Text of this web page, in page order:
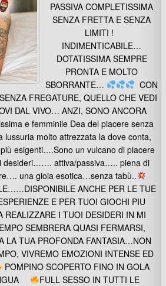
PASSIVA COMPLETISSIMA
SENZA FRETTA E SENZA
LIMITI !
INDIMENTICABILE…
DOTATISSIMA SEMPRE
PRONTA E MOLTO
SBORRANTE…
CON
FREGATURE, QUELLO CHE VEDI
DAL VIVO… ANZI, SONO ANCORA
e femminile Dea del piacere senza
lussuria molto attrezzata la dove conta,
esigenti….Sono un vulcano di piacere
desideri……. attiva/passiva….. piena di
una gioia esotica…senza tabù..
ANCHE PER LE TUE
E PER TUOI GIOCHI PIU
I TUOI DESIDERI IN MI
SEMBRERA QUASI FERMARSI,
LA TUA PROFONDA FANTASIA…NON
VIVREMO EMOZIONI INTENSE ED
POMPINO SCOPERTO FINO IN GOLA
FULL SESSO IN TUTTI LE